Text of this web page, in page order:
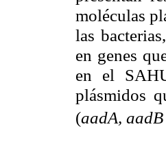
moléculas
las
en genes
en el
plásmidos
(aadA, aadB